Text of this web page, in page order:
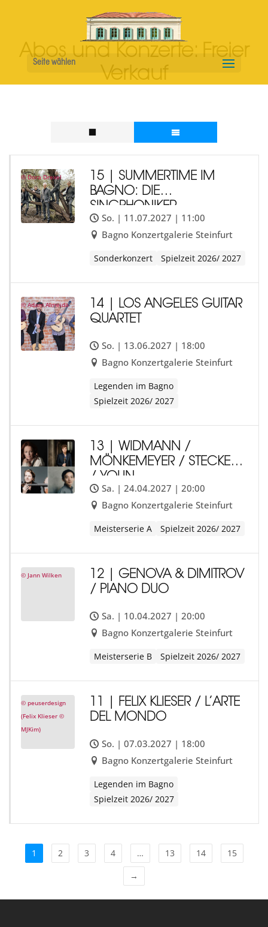
Seite wählen
Abos und Konzerte: Freier
Verkauf
© Dora Drexel
15 | SUMMERTIME IM
BAGNO: DIE
SINGPHONIKER
So. | 11.07.2027 | 11:00
Bagno Konzertgalerie Steinfurt
Sonderkonzert Spielzeit 2026/ 2027
© Adam Almeida
14 | LOS ANGELES GUITAR
QUARTET
So. | 13.06.2027 | 18:00
Bagno Konzertgalerie Steinfurt
Legenden im Bagno
Spielzeit 2026/ 2027
13 | WIDMANN /
MÖNKEMEYER / STECKEL
/ YOUN
Sa. | 24.04.2027 | 20:00
Bagno Konzertgalerie Steinfurt
Meisterserie A Spielzeit 2026/ 2027
© Jann Wilken
12 | GENOVA & DIMITROV
/ PIANO DUO
Sa. | 10.04.2027 | 20:00
Bagno Konzertgalerie Steinfurt
Meisterserie B Spielzeit 2026/ 2027
© peuserdesign
(Felix Klieser ©
MJKim)
11 | FELIX KLIESER / L’ARTE
DEL MONDO
So. | 07.03.2027 | 18:00
Bagno Konzertgalerie Steinfurt
Legenden im Bagno
Spielzeit 2026/ 2027
1 2 3 4 … 13 14
15
→